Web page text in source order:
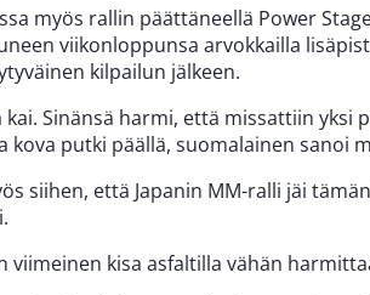
myös rallin päättäneellä Power
viikonloppunsa arvokkailla
kilpailun jälkeen.
kai. Sinänsä harmi, että missattiin yksi
kova putki päällä, suomalainen sanoi
siihen, että Japanin MM-ralli jäi
viimeinen kisa asfaltilla vähän